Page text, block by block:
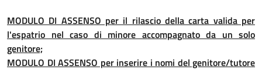
MODULO DI ASSENSO per il rilascio della carta valida per
l'espatrio nel caso di minore accompagnato da un solo
genitore;
MODULO DI ASSENSO per inserire i nomi del genitore/tutore